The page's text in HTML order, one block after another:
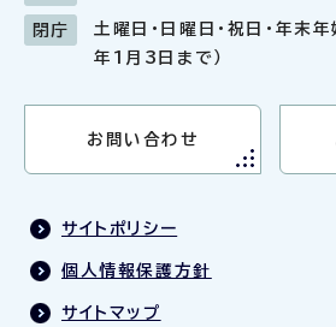
閉庁
土曜日・日曜日・祝日・年末
年1月3日まで）
お問い合わせ
サイトポリシー
個人情報保護方針
サイトマップ